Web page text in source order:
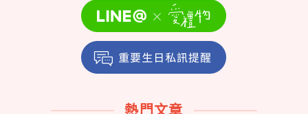
熱門文章